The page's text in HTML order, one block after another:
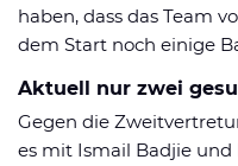
haben, dass das Team
dem Start noch einige
Aktuell nur zwei
Gegen die
es mit Ismail Badjie und